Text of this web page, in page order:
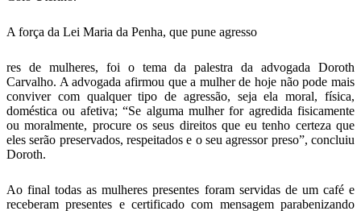
A força da Lei Maria da Penha, que pune agresso
res de mulheres, foi o tema da palestra da advogada Doroth
Carvalho. A advogada afirmou que a mulher de hoje não pode mais
conviver com qualquer tipo de agressão, seja ela moral, física,
doméstica ou afetiva; “Se alguma mulher for agredida fisicamente
ou moralmente, procure os seus direitos que eu tenho certeza que
eles serão preservados, respeitados e o seu agressor preso”, concluiu
Doroth.
Ao final todas as mulheres presentes foram servidas de um café e
receberam presentes e certificado com mensagem parabenizando